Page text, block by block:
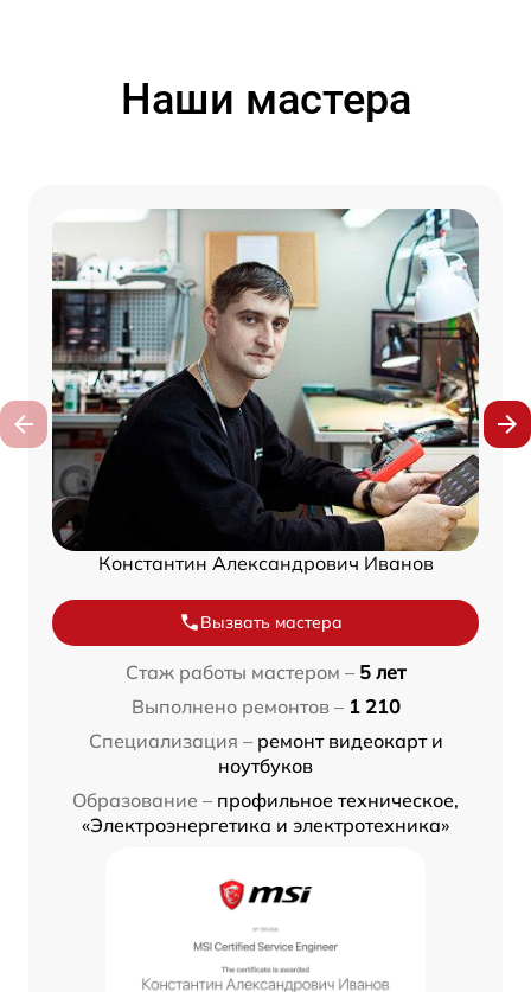
Наши мастера
Константин Александрович Иванов
Вызвать мастера
Стаж работы мастером – 5 лет
Выполнено ремонтов – 1 210
Специализация – ремонт видеокарт и
ноутбуков
Образование – профильное техническое,
«Электроэнергетика и электротехника»